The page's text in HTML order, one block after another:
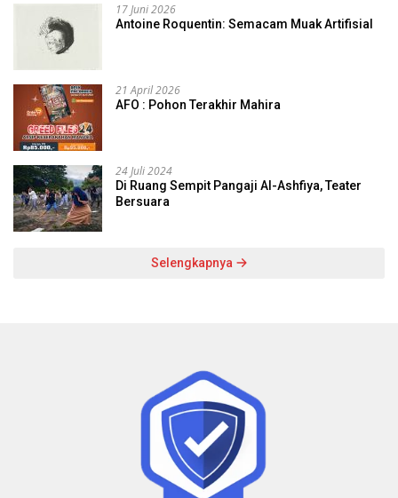
17 Juni 2026
Antoine Roquentin: Semacam Muak Artifisial
21 April 2026
AFO : Pohon Terakhir Mahira
24 Juli 2024
Di Ruang Sempit Pangaji Al-Ashfiya, Teater
Bersuara
Selengkapnya